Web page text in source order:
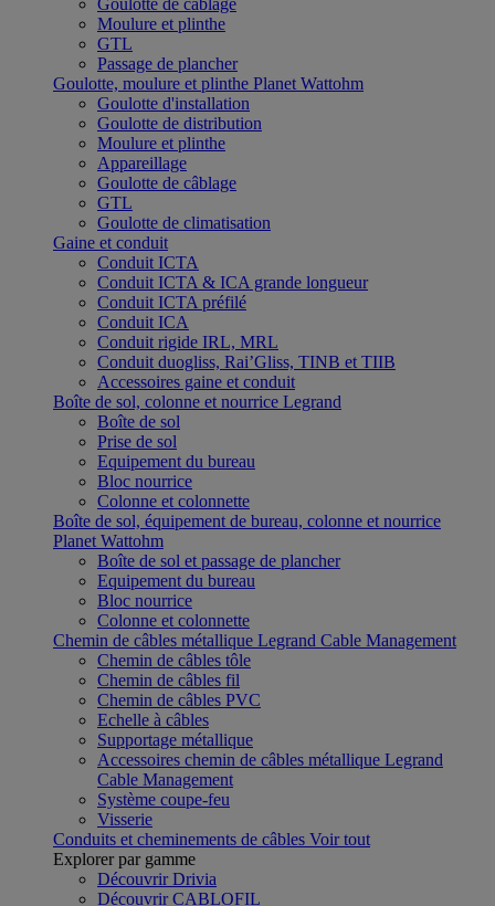
Goulotte de câblage
Moulure et plinthe
GTL
Passage de plancher
Goulotte, moulure et plinthe Planet Wattohm
Goulotte d'installation
Goulotte de distribution
Moulure et plinthe
Appareillage
Goulotte de câblage
GTL
Goulotte de climatisation
Gaine et conduit
Conduit ICTA
Conduit ICTA & ICA grande longueur
Conduit ICTA préfilé
Conduit ICA
Conduit rigide IRL, MRL
Conduit duogliss, Rai’Gliss, TINB et TIIB
Accessoires gaine et conduit
Boîte de sol, colonne et nourrice Legrand
Boîte de sol
Prise de sol
Equipement du bureau
Bloc nourrice
Colonne et colonnette
Boîte de sol, équipement de bureau, colonne et nourrice
Planet Wattohm
Boîte de sol et passage de plancher
Equipement du bureau
Bloc nourrice
Colonne et colonnette
Chemin de câbles métallique Legrand Cable Management
Chemin de câbles tôle
Chemin de câbles fil
Chemin de câbles PVC
Echelle à câbles
Supportage métallique
Accessoires chemin de câbles métallique Legrand
Cable Management
Système coupe-feu
Visserie
Conduits et cheminements de câbles Voir tout
Explorer par gamme
Découvrir Drivia
Découvrir CABLOFIL